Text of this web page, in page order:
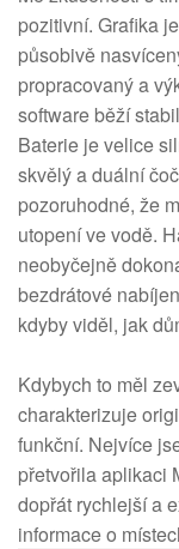
pozitivní. Grafika
působivě
propracovaný a
software běží
Baterie je velice
skvělý a duální
pozoruhodné, že
utopení ve vodě.
neobyčejně
bezdrátové
kdyby viděl, jak
Kdybych to měl
charakterizuje
funkční. Nejvíce
přetvořila aplikaci
dopřát rychlejší a
informace o